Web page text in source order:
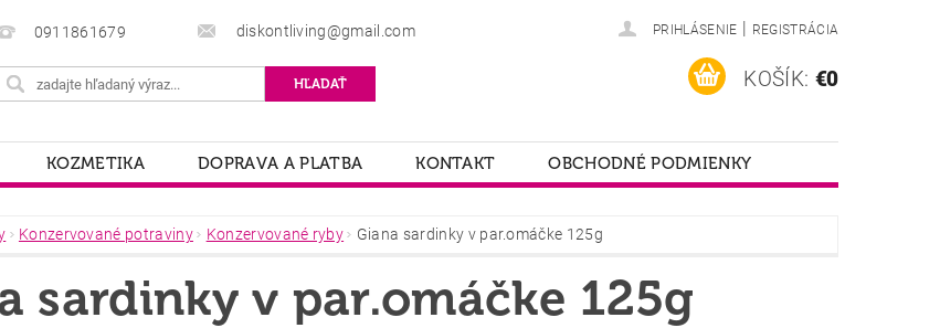
0911861679 diskontliving@gmail.com PRIHLÁSENIE | REGISTRÁCIA
KOŠÍK: €0
KOZMETIKA DOPRAVA A PLATBA KONTAKT
OBCHODNÉ PODMIENKY
Konzervované potraviny Konzervované ryby Giana sardinky v par.omáčke 125g
sardinky v par.omáčke 125g